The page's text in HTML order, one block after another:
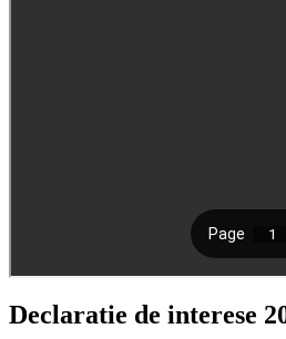
Declaratie de interese